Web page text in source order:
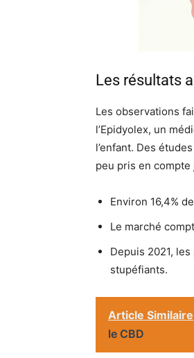
Les résultats
Les observations
l’Epidyolex, un
l’enfant. Des
peu pris en compte
Environ 16,4%
Le marché
Depuis 2021,
stupéfiants.
Article Similaire
le CBD